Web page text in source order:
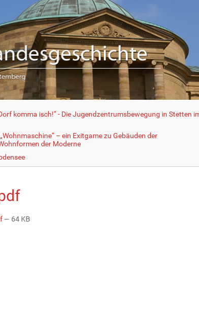
komma isch!“ - Die Jugendzentrumsbewegung in Stetten
– ein Exitgame zu Gebäuden der
der Moderne
— 64 KB